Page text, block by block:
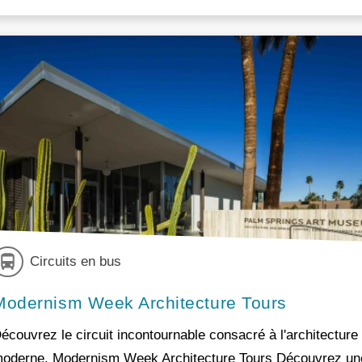
Circuits en bus
Week Architecture Tours
le circuit incontournable consacré à l'architecture
Modernism Week Architecture Tours Découvrez